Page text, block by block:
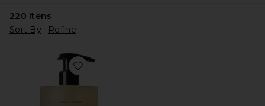
220 Itens
Sort By
Refine
Favorite Santal & Vetiver Body Wash